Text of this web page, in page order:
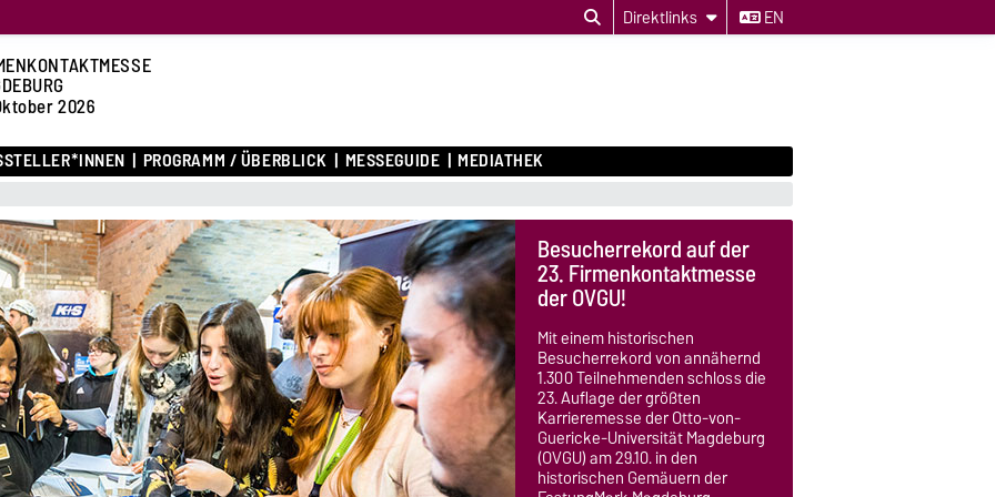
Direktlinks EN
2026
PROGRAMM / ÜBERBLICK MESSEGUIDE MEDIATHEK
Besucherrekord auf der
23. Firmenkontaktmesse
der OVGU!
Mit einem historischen
Besucherrekord von annähernd
1.300 Teilnehmenden schloss die
23. Auflage der größten
Karrieremesse der Otto-von-
Guericke-Universität Magdeburg
(OVGU) am 29.10. in den
historischen Gemäuern der